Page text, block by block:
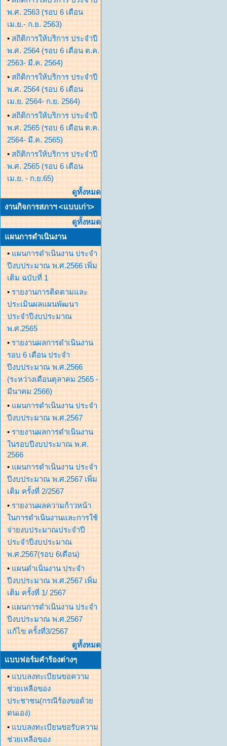
พ.ศ. 2563 (รอบ 6 เดือน
เม.ย.- ก.ย. 2563)
• สถิติการให้บริการ ประจำปี
พ.ศ. 2564 (รอบ 6 เดือน ต.ค.
2563- มี.ค. 2564)
• สถิติการให้บริการ ประจำปี
พ.ศ. 2564 (รอบ 6 เดือน
เม.ย. 2564- ก.ย. 2564)
• สถิติการให้บริการ ประจำปี
พ.ศ. 2565 (รอบ 6 เดือน ต.ค.
2564- มี.ค. 2565)
• สถิติการให้บริการ ประจำปี
พ.ศ. 2565 (รอบ 6 เดือน
เม.ย. - ก.ย.65)
ดูทั้งหมด
งานกิจการสภาฯ <แบบเก่า>
ดูทั้งหมด
แผนการดำเนินงาน
• แผนการดำเนินงาน ประจำ
ปีงบประมาณ พ.ศ.2566 เพิ่ม
เติม ฉบับที่ 1
• รายงานการติดตามและ
ประเมินผลแผนพัฒนา
ประจำปีงบประมาณ
พ.ศ.2565
• รายงานผลการดำเนินงาน
รอบ 6 เดือน ประจำ
ปีงบประมาณ พ.ศ.2566
(ระหว่างเดือนตุลาคม 2565 -
มีนาคม 2566)
• แผนการดำเนินงาน ประจำ
ปีงบประมาณ พ.ศ.2567
• รายงานผลการดำเนินงาน
ในรอบปีงบประมาณ พ.ศ.
2566
• แผนการดำเนินงาน ประจำ
ปีงบประมาณ พ.ศ.2567 เพิ่ม
เติม ครั้งที่ 2/2567
• รายงานผลความก้าวหน้า
ในการดำเนินงานและการใช้
จ่ายงบประมาณประจำปี
ประจำปีงบประมาณ
พ.ศ.2567(รอบ 6เดือน)
• แผนดำเนินงาน ประจำ
ปีงบประมาณ พ.ศ.2567 เพิ่ม
เติม ครั้งที่ 1/ 2567
• แผนการดำเนินงาน ประจำ
ปีงบประมาณ พ.ศ.2567
แก้ไข ครั้งที่3/2567
ดูทั้งหมด
แบบฟอร์มคำร้องต่างๆ
• แบบลงทะเบียนขอความ
ช่วยเหลือของ
ประชาชน(กรณีร้องขอด้วย
ตนเอง)
• แบบลงทะเบียนขอรับความ
ช่วยเหลือของ